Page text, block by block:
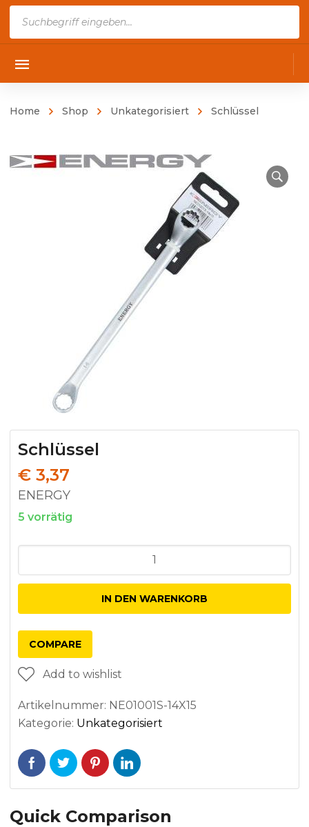
Home Shop Unkategorisiert Schlüssel
Schlüssel
€ 3,37
ENERGY
5 vorrätig
Menge
IN DEN WARENKORB
COMPARE
Add to wishlist
Artikelnummer: NE01001S-14X15
Kategorie: Unkategorisiert
Quick Comparison